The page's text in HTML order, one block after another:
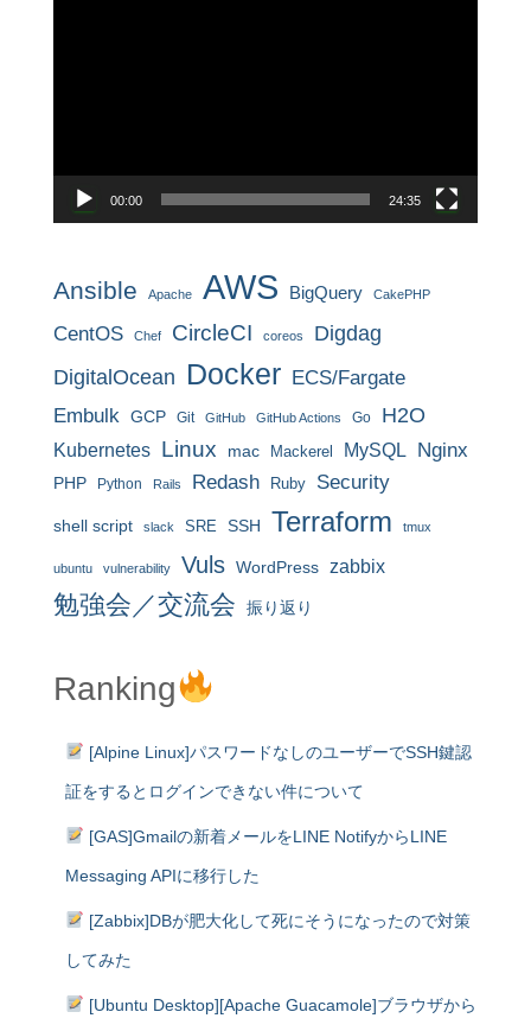
00:00 24:35
Ansible Apache AWS BigQuery CakePHP
CentOS Chef CircleCI coreos
Digdag
DigitalOcean Docker ECS/Fargate
Embulk GCP Git GitHub GitHub Actions Go H2O
Kubernetes Linux mac Mackerel MySQL Nginx
PHP Python Rails Redash Ruby Security
shell script slack SRE SSH Terraform tmux
ubuntu vulnerability Vuls WordPress zabbix
勉強会／交流会 振り返り
Ranking
[Alpine Linux]パスワードなしのユーザーでSSH鍵認
証をするとログインできない件について
[GAS]Gmailの新着メールをLINE NotifyからLINE
Messaging APIに移行した
[Zabbix]DBが肥大化して死にそうになったので対策
してみた
[Ubuntu Desktop][Apache Guacamole]ブラウザから